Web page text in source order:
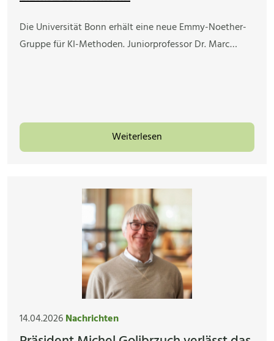
Die Universität Bonn erhält eine neue Emmy-Noether-
Gruppe für KI-Methoden. Juniorprofessor Dr. Marc…
Weiterlesen
14.04.2026Nachrichten